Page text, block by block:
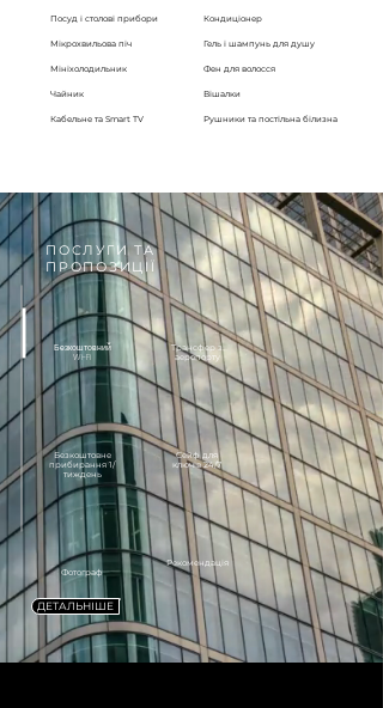
Посуд і столові прибори
Мікрохвильова піч
Мініхолодильник
Чайник
Кабельне та Smart TV
Кондиціонер
Гель і шампунь для душу
Фен для волосся
Вішалки
Рушники та постільна білизна
ПОСЛУГИ ТА
ПРОПОЗИЦІЇ
Безкоштовний
Wi-Fi
Безкоштовне
прибирання 1/
тиждень
Фотограф
Трансфер з
аеропорту
Сейфдля
ключів 24/7
Рекомендація
ДЕТАЛЬНІШЕ